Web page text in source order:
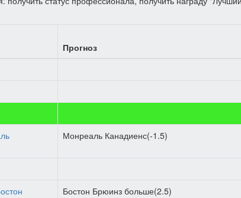
Прогноз
Монреаль Канадиенс(-1.5)
Бостон Брюинз больше(2.5)